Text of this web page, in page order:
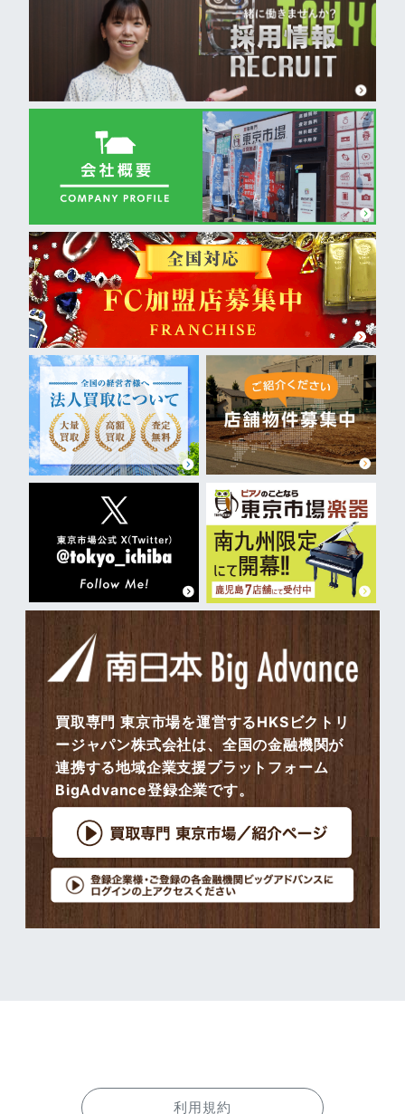
買取専門 東京市場を運営するHKSビクトリ
ージャパン株式会社は、全国の金融機関が
連携する地域企業支援プラットフォーム
BigAdvance登録企業です。
利用規約